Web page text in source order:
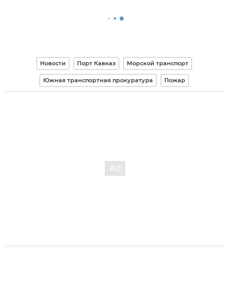
Новости Порт Кавказ Морской транспорт
Южная транспортная прокуратура Пожар